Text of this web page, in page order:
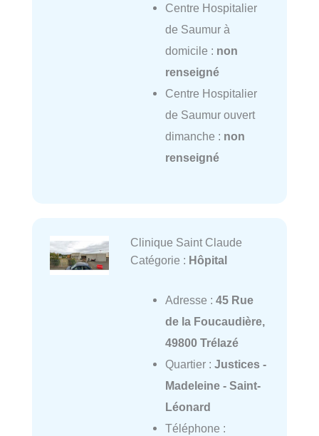
Centre Hospitalier
de Saumur à
domicile : non
renseigné
Centre Hospitalier
de Saumur ouvert
dimanche : non
renseigné
Clinique Saint Claude
Catégorie : Hôpital
Adresse : 45 Rue
de la Foucaudière,
49800 Trélazé
Quartier : Justices -
Madeleine - Saint-
Léonard
Téléphone :